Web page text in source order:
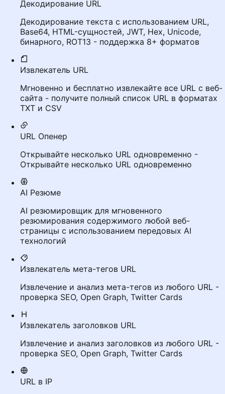
Декодирование URL
Декодирование текста с использованием URL,
Base64, HTML-сущностей, JWT, Hex, Unicode,
бинарного, ROT13 - поддержка 8+ форматов
Извлекатель URL
Мгновенно и бесплатно извлекайте все URL с веб-
сайта - получите полный список URL в форматах
TXT и CSV
URL Опенер
Открывайте несколько URL одновременно -
Открывайте несколько URL одновременно
AI Резюме
AI резюмировщик для мгновенного
резюмирования содержимого любой веб-
страницы с использованием передовых AI
технологий
Извлекатель мета-тегов URL
Извлечение и анализ мета-тегов из любого URL -
проверка SEO, Open Graph, Twitter Cards
Извлекатель заголовков URL
Извлечение и анализ заголовков из любого URL -
проверка SEO, Open Graph, Twitter Cards
URL в IP